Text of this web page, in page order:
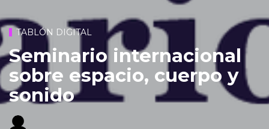
TABLÓN DIGITAL
Seminario internacional
sobre espacio, cuerpo y
sonido